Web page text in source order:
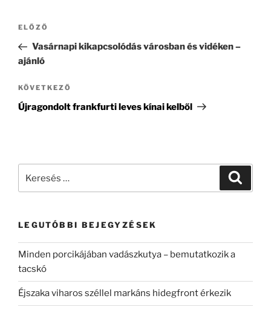
Bejegyzés
Korábbi
bejegyzés
ELŐZŐ
Vasárnapi kikapcsolódás városban és vidéken –
ajánló
Következő
bejegyzés
KÖVETKEZŐ
Újragondolt frankfurti leves kínai kelből
LEGUTÓBBI BEJEGYZÉSEK
Minden porcikájában vadászkutya – bemutatkozik a
tacskó
Éjszaka viharos széllel markáns hidegfront érkezik